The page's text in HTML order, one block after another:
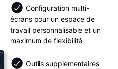
Configuration multi-
écrans pour un espace de
travail personnalisable et un
maximum de flexibilité
Outils supplémentaires